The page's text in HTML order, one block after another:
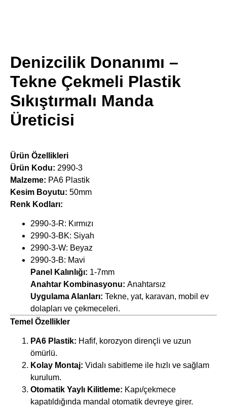
Denizcilik Donanımı –
Tekne Çekmeli Plastik
Sıkıştırmalı Manda
Üreticisi
Ürün Özellikleri
Ürün Kodu: 2990-3
Malzeme: PA6 Plastik
Kesim Boyutu: 50mm
Renk Kodları:
2990-3-R: Kırmızı
2990-3-BK: Siyah
2990-3-W: Beyaz
2990-3-B: Mavi
Panel Kalınlığı: 1-7mm
Anahtar Kombinasyonu: Anahtarsız
Uygulama Alanları: Tekne, yat, karavan, mobil ev
dolapları ve çekmeceleri.
Temel Özellikler
PA6 Plastik: Hafif, korozyon dirençli ve uzun
ömürlü.
Kolay Montaj: Vidalı sabitleme ile hızlı ve sağlam
kurulum.
Otomatik Yaylı Kilitleme: Kapı/çekmece
kapatıldığında mandal otomatik devreye girer.